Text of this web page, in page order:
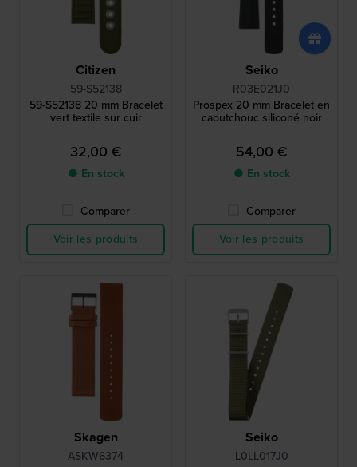
Citizen
59-S52138
59-S52138 20 mm Bracelet
vert textile sur cuir
32,00 €
● En stock
Comparer
Voir les produits
Seiko
R03E021J0
Prospex 20 mm Bracelet en
caoutchouc siliconé noir
54,00 €
● En stock
Comparer
Voir les produits
Skagen
ASKW6374
Seiko
L0LL017J0